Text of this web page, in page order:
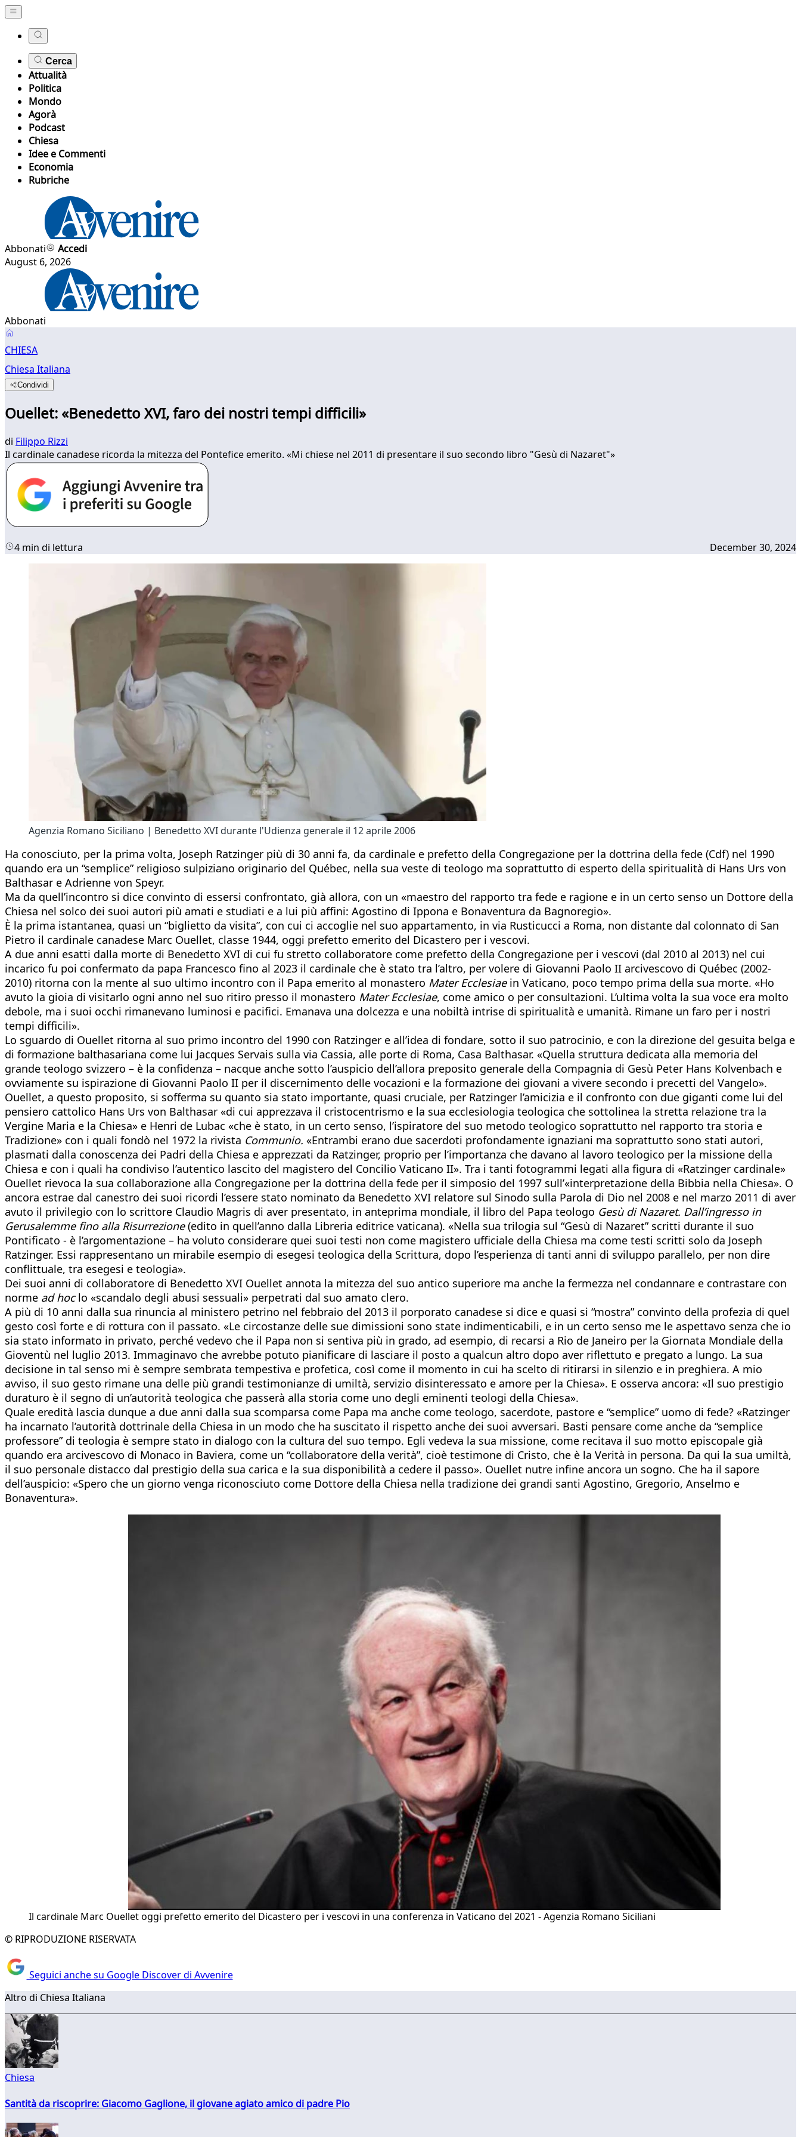
Cerca
Attualità
Politica
Mondo
Agorà
Podcast
Chiesa
Idee e Commenti
Economia
Rubriche
Abbonati
Accedi
August 6, 2026
Abbonati
CHIESA
Chiesa Italiana
Condividi
Ouellet: «Benedetto XVI, faro dei nostri tempi difficili»
di Filippo Rizzi
Il cardinale canadese ricorda la mitezza del Pontefice emerito. «Mi chiese nel 2011 di presentare il suo secondo libro "Gesù di Nazaret"»
4 min di lettura December 30, 2024
Agenzia Romano Siciliano | Benedetto XVI durante l'Udienza generale il 12 aprile 2006
Ha conosciuto, per la prima volta, Joseph Ratzinger più di 30 anni fa, da cardinale e prefetto della Congregazione per la dottrina della fede (Cdf) nel 1990
quando era un “semplice” religioso sulpiziano originario del Québec, nella sua veste di teologo ma soprattutto di esperto della spiritualità di Hans Urs von
Balthasar e Adrienne von Speyr.
Ma da quell’incontro si dice convinto di essersi confrontato, già allora, con un «maestro del rapporto tra fede e ragione e in un certo senso un Dottore della
Chiesa nel solco dei suoi autori più amati e studiati e a lui più affini: Agostino di Ippona e Bonaventura da Bagnoregio».
È la prima istantanea, quasi un “biglietto da visita”, con cui ci accoglie nel suo appartamento, in via Rusticucci a Roma, non distante dal colonnato di San
Pietro il cardinale canadese Marc Ouellet, classe 1944, oggi prefetto emerito del Dicastero per i vescovi.
A due anni esatti dalla morte di Benedetto XVI di cui fu stretto collaboratore come prefetto della Congregazione per i vescovi (dal 2010 al 2013) nel cui
incarico fu poi confermato da papa Francesco fino al 2023 il cardinale che è stato tra l’altro, per volere di Giovanni Paolo II arcivescovo di Québec (2002-
2010) ritorna con la mente al suo ultimo incontro con il Papa emerito al monastero Mater Ecclesiaein Vaticano, poco tempo prima della sua morte. «Ho
avuto la gioia di visitarlo ogni anno nel suo ritiro presso il monastero Mater Ecclesiae, come amico o per consultazioni. L’ultima volta la sua voce era molto
debole, ma i suoi occhi rimanevano luminosi e pacifici. Emanava una dolcezza e una nobiltà intrise di spiritualità e umanità. Rimane un faro per i nostri
tempi difficili».
Lo sguardo di Ouellet ritorna al suo primo incontro del 1990 con Ratzinger e all’idea di fondare, sotto il suo patrocinio, e con la direzione del gesuita belga e
di formazione balthasariana come lui Jacques Servais sulla via Cassia, alle porte di Roma, Casa Balthasar. «Quella struttura dedicata alla memoria del
grande teologo svizzero – è la confidenza – nacque anche sotto l’auspicio dell’allora preposito generale della Compagnia di Gesù Peter Hans Kolvenbach e
ovviamente su ispirazione di Giovanni Paolo II per il discernimento delle vocazioni e la formazione dei giovani a vivere secondo i precetti del Vangelo».
Ouellet, a questo proposito, si sofferma su quanto sia stato importante, quasi cruciale, per Ratzinger l’amicizia e il confronto con due giganti come lui del
pensiero cattolico Hans Urs von Balthasar «di cui apprezzava il cristocentrismo e la sua ecclesiologia teologica che sottolinea la stretta relazione tra la
Vergine Maria e la Chiesa» e Henri de Lubac «che è stato, in un certo senso, l’ispiratore del suo metodo teologico soprattutto nel rapporto tra storia e
Tradizione» con i quali fondò nel 1972 la rivista Communio. «Entrambi erano due sacerdoti profondamente ignaziani ma soprattutto sono stati autori,
plasmati dalla conoscenza dei Padri della Chiesa e apprezzati da Ratzinger, proprio per l’importanza che davano al lavoro teologico per la missione della
Chiesa e con i quali ha condiviso l’autentico lascito del magistero del Concilio Vaticano II». Tra i tanti fotogrammi legati alla figura di «Ratzinger cardinale»
Ouellet rievoca la sua collaborazione alla Congregazione per la dottrina della fede per il simposio del 1997 sull’«interpretazione della Bibbia nella Chiesa». O
ancora estrae dal canestro dei suoi ricordi l’essere stato nominato da Benedetto XVI relatore sul Sinodo sulla Parola di Dio nel 2008 e nel marzo 2011 di aver
avuto il privilegio con lo scrittore Claudio Magris di aver presentato, in anteprima mondiale, il libro del Papa teologo Gesù di Nazaret. Dall’ingresso in
Gerusalemme fino alla Risurrezione(edito in quell’anno dalla Libreria editrice vaticana). «Nella sua trilogia sul “Gesù di Nazaret” scritti durante il suo
Pontificato - è l’argomentazione – ha voluto considerare quei suoi testi non come magistero ufficiale della Chiesa ma come testi scritti solo da Joseph
Ratzinger. Essi rappresentano un mirabile esempio di esegesi teologica della Scrittura, dopo l’esperienza di tanti anni di sviluppo parallelo, per non dire
conflittuale, tra esegesi e teologia».
Dei suoi anni di collaboratore di Benedetto XVI Ouellet annota la mitezza del suo antico superiore ma anche la fermezza nel condannare e contrastare con
norme ad hoclo «scandalo degli abusi sessuali» perpetrati dal suo amato clero.
A più di 10 anni dalla sua rinuncia al ministero petrino nel febbraio del 2013 il porporato canadese si dice e quasi si “mostra” convinto della profezia di quel
gesto così forte e di rottura con il passato. «Le circostanze delle sue dimissioni sono state indimenticabili, e in un certo senso me le aspettavo senza che io
sia stato informato in privato, perché vedevo che il Papa non si sentiva più in grado, ad esempio, di recarsi a Rio de Janeiro per la Giornata Mondiale della
Gioventù nel luglio 2013. Immaginavo che avrebbe potuto pianificare di lasciare il posto a qualcun altro dopo aver riflettuto e pregato a lungo. La sua
decisione in tal senso mi è sempre sembrata tempestiva e profetica, così come il momento in cui ha scelto di ritirarsi in silenzio e in preghiera. A mio
avviso, il suo gesto rimane una delle più grandi testimonianze di umiltà, servizio disinteressato e amore per la Chiesa». E osserva ancora: «Il suo prestigio
duraturo è il segno di un’autorità teologica che passerà alla storia come uno degli eminenti teologi della Chiesa».
Quale eredità lascia dunque a due anni dalla sua scomparsa come Papa ma anche come teologo, sacerdote, pastore e “semplice” uomo di fede? «Ratzinger
ha incarnato l’autorità dottrinale della Chiesa in un modo che ha suscitato il rispetto anche dei suoi avversari. Basti pensare come anche da “semplice
professore” di teologia è sempre stato in dialogo con la cultura del suo tempo. Egli vedeva la sua missione, come recitava il suo motto episcopale già
quando era arcivescovo di Monaco in Baviera, come un “collaboratore della verità”, cioè testimone di Cristo, che è la Verità in persona. Da qui la sua umiltà,
il suo personale distacco dal prestigio della sua carica e la sua disponibilità a cedere il passo». Ouellet nutre infine ancora un sogno. Che ha il sapore
dell’auspicio: «Spero che un giorno venga riconosciuto come Dottore della Chiesa nella tradizione dei grandi santi Agostino, Gregorio, Anselmo e
Bonaventura».
Il cardinale Marc Ouellet oggi prefetto emerito del Dicastero per i vescovi in una conferenza in Vaticano del 2021 - Agenzia Romano Siciliani
© RIPRODUZIONE RISERVATA
Seguici anche su Google Discover di Avvenire
Altro di Chiesa Italiana
Chiesa
Santità da riscoprire: Giacomo Gaglione, il giovane agiato amico di padre Pio